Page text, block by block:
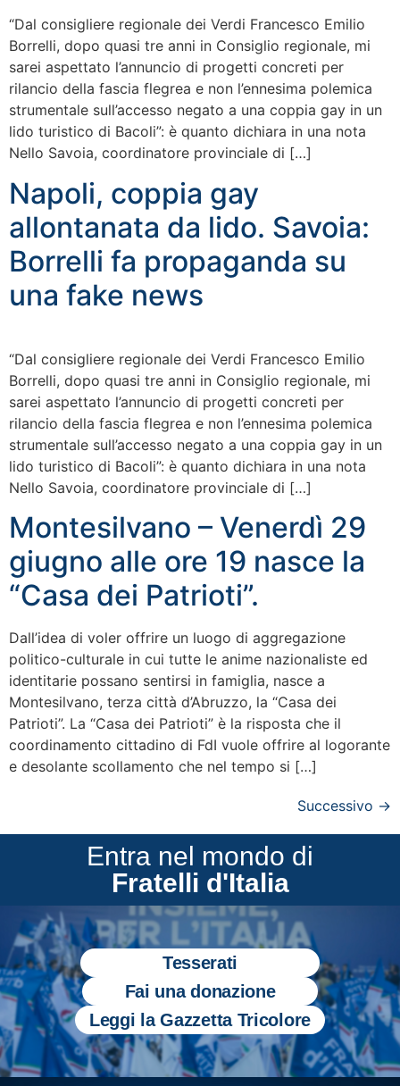
“Dal consigliere regionale dei Verdi Francesco Emilio
Borrelli, dopo quasi tre anni in Consiglio regionale, mi
sarei aspettato l’annuncio di progetti concreti per
rilancio della fascia flegrea e non l’ennesima polemica
strumentale sull’accesso negato a una coppia gay in un
lido turistico di Bacoli”: è quanto dichiara in una nota
Nello Savoia, coordinatore provinciale di […]
Napoli, coppia gay
allontanata da lido. Savoia:
Borrelli fa propaganda su
una fake news
“Dal consigliere regionale dei Verdi Francesco Emilio
Borrelli, dopo quasi tre anni in Consiglio regionale, mi
sarei aspettato l’annuncio di progetti concreti per
rilancio della fascia flegrea e non l’ennesima polemica
strumentale sull’accesso negato a una coppia gay in un
lido turistico di Bacoli”: è quanto dichiara in una nota
Nello Savoia, coordinatore provinciale di […]
Montesilvano – Venerdì 29
giugno alle ore 19 nasce la
“Casa dei Patrioti”.
Dall’idea di voler offrire un luogo di aggregazione
politico-culturale in cui tutte le anime nazionaliste ed
identitarie possano sentirsi in famiglia, nasce a
Montesilvano, terza città d’Abruzzo, la “Casa dei
Patrioti”. La “Casa dei Patrioti” è la risposta che il
coordinamento cittadino di FdI vuole offrire al logorante
e desolante scollamento che nel tempo si […]
Successivo →
Entra nel mondo di
Fratelli d'Italia
Tesserati
Fai una donazione
Leggi la Gazzetta Tricolore